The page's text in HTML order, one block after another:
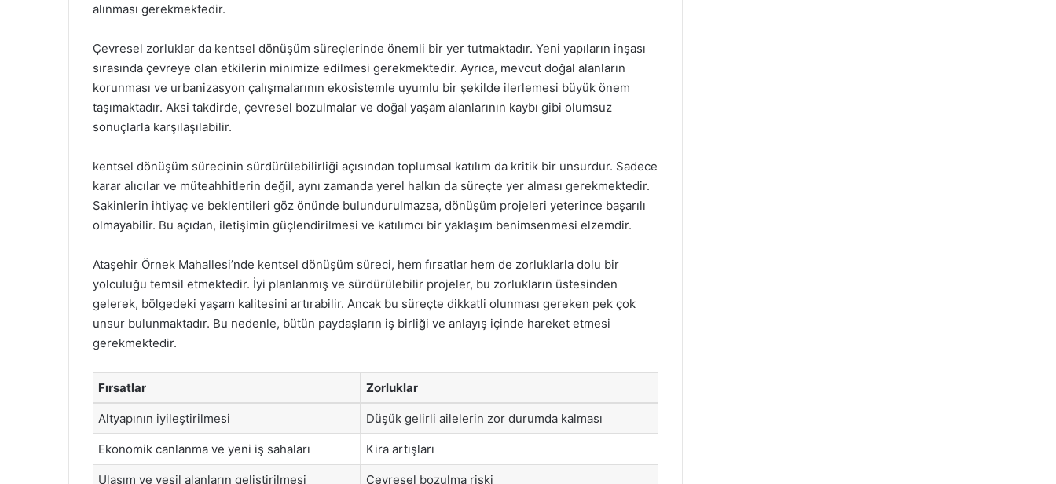
alınması gerekmektedir.
Çevresel zorluklar da kentsel dönüşüm süreçlerinde önemli bir yer tutmaktadır. Yeni yapıların inşası
sırasında çevreye olan etkilerin minimize edilmesi gerekmektedir. Ayrıca, mevcut doğal alanların
korunması ve urbanizasyon çalışmalarının ekosistemle uyumlu bir şekilde ilerlemesi büyük önem
taşımaktadır. Aksi takdirde, çevresel bozulmalar ve doğal yaşam alanlarının kaybı gibi olumsuz
sonuçlarla karşılaşılabilir.
kentsel dönüşüm sürecinin sürdürülebilirliği açısından toplumsal katılım da kritik bir unsurdur. Sadece
karar alıcılar ve müteahhitlerin değil, aynı zamanda yerel halkın da süreçte yer alması gerekmektedir.
Sakinlerin ihtiyaç ve beklentileri göz önünde bulundurulmazsa, dönüşüm projeleri yeterince başarılı
olmayabilir. Bu açıdan, iletişimin güçlendirilmesi ve katılımcı bir yaklaşım benimsenmesi elzemdir.
Ataşehir Örnek Mahallesi’nde kentsel dönüşüm süreci, hem fırsatlar hem de zorluklarla dolu bir
yolculuğu temsil etmektedir. İyi planlanmış ve sürdürülebilir projeler, bu zorlukların üstesinden
gelerek, bölgedeki yaşam kalitesini artırabilir. Ancak bu süreçte dikkatli olunması gereken pek çok
unsur bulunmaktadır. Bu nedenle, bütün paydaşların iş birliği ve anlayış içinde hareket etmesi
gerekmektedir.
Fırsatlar Zorluklar
Altyapının iyileştirilmesi Düşük gelirli ailelerin zor durumda kalması
Ekonomik canlanma ve yeni iş sahaları Kira artışları
Ulaşım ve yeşil alanların geliştirilmesi Çevresel bozulma riski